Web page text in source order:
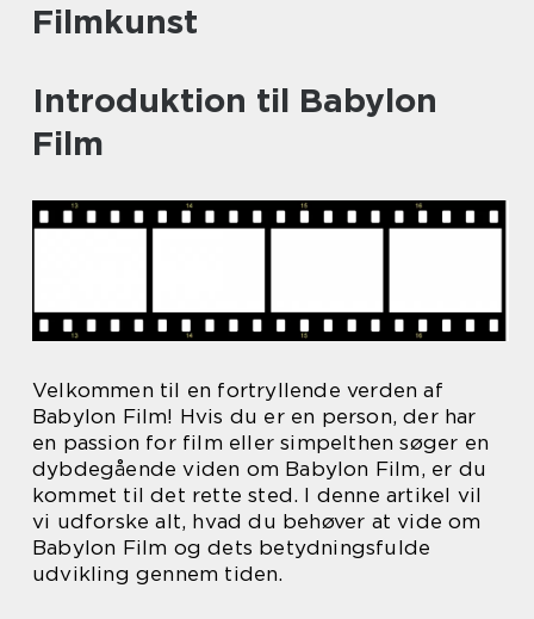
Filmkunst
Introduktion til Babylon
Film
Velkommen til en fortryllende verden af
Babylon Film! Hvis du er en person, der har
en passion for film eller simpelthen søger en
dybdegående viden om Babylon Film, er du
kommet til det rette sted. I denne artikel vil
vi udforske alt, hvad du behøver at vide om
Babylon Film og dets betydningsfulde
udvikling gennem tiden.